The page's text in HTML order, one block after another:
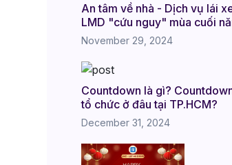
An tâm về nhà - Dịch vụ lái
LMD "cứu nguy" mùa cuối
November 29, 2024
Countdown là gì?
tổ chức ở đâu tại TP.HCM?
December 31, 2024